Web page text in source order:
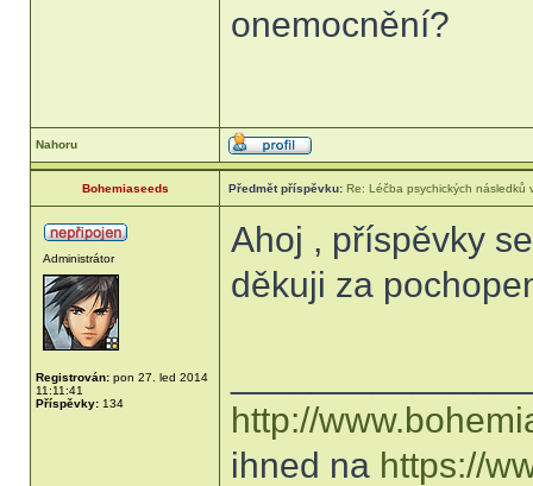
onemocnění?
Nahoru
Bohemiaseeds Předmět příspěvku: Re: Léčba psychických následků
Administrátor
Registrován: pon 27. led 2014
11:11:41
Příspěvky: 134
Ahoj , příspěvky
děkuji za
http://
ihned na https://